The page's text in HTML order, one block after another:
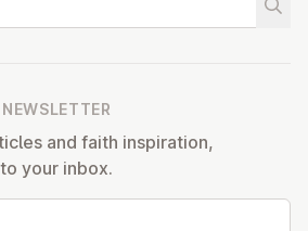
and faith inspiration,
your inbox.